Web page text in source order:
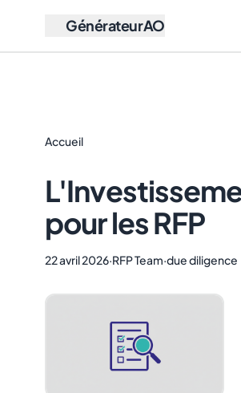
GénérateurAO
Accueil
pour les RFP
22 avril 2026·RFP Team·due diligence